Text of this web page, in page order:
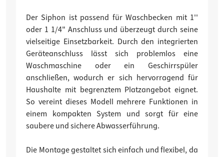
Der Siphon ist passend für Waschbecken mit 1''
oder 1 1/4" Anschluss und überzeugt durch seine
vielseitige Einsetzbarkeit. Durch den integrierten
Geräteanschluss lässt sich problemlos eine
Waschmaschine oder ein Geschirrspüler
anschließen, wodurch er sich hervorragend für
Haushalte mit begrenztem Platzangebot eignet.
So vereint dieses Modell mehrere Funktionen in
einem kompakten System und sorgt für eine
saubere und sichere Abwasserführung.
Die Montage gestaltet sich einfach und flexibel, da